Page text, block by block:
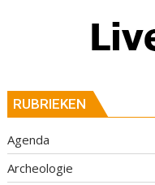
RUBRIEKEN
Agenda
Archeologie